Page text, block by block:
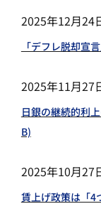
2025年12月24
「デフレ脱却宣
2025年11月27
日銀の継続的利
B)
2025年10月27
賃上げ政策は「4